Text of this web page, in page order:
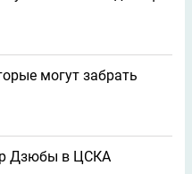
могут забрать
Дзюбы в ЦСКА